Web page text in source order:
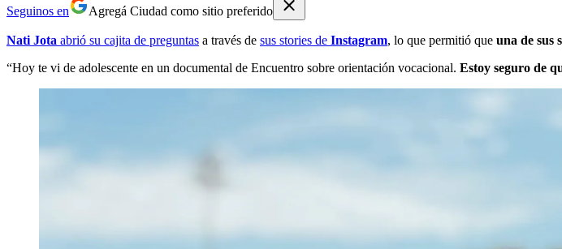
Seguinos en Agregá Ciudad como sitio preferido
Nati Jota abrió su cajita de preguntas a través de sus stories de Instagram, lo que permitió que una de sus
“Hoy te vi de adolescente en un documental de Encuentro sobre orientación vocacional. Estoy seguro de